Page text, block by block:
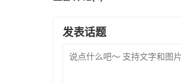
发表话题